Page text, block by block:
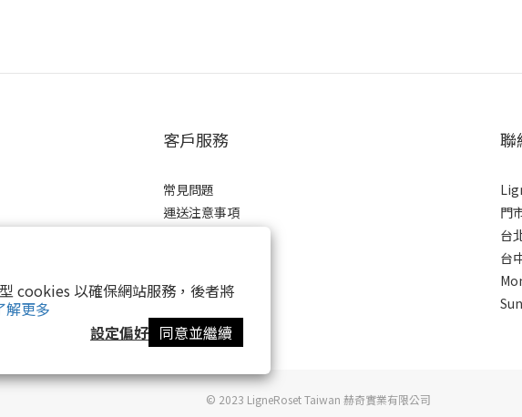
cookies 以確保網站服務，後者將
解更多
設定偏好 同意並繼續
客戶服務
常見問題
運送注意事項
隱私權政策
聯
門
台
台
© 2023 LigneRoset Taiwan 赫奇實業有限公司